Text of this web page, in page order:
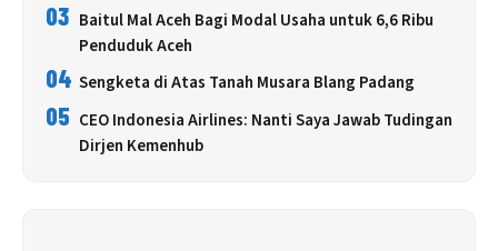
03 Baitul Mal Aceh Bagi Modal Usaha untuk 6,6 Ribu
Penduduk Aceh
04 Sengketa di Atas Tanah Musara Blang Padang
05 CEO Indonesia Airlines: Nanti Saya Jawab Tudingan
Dirjen Kemenhub